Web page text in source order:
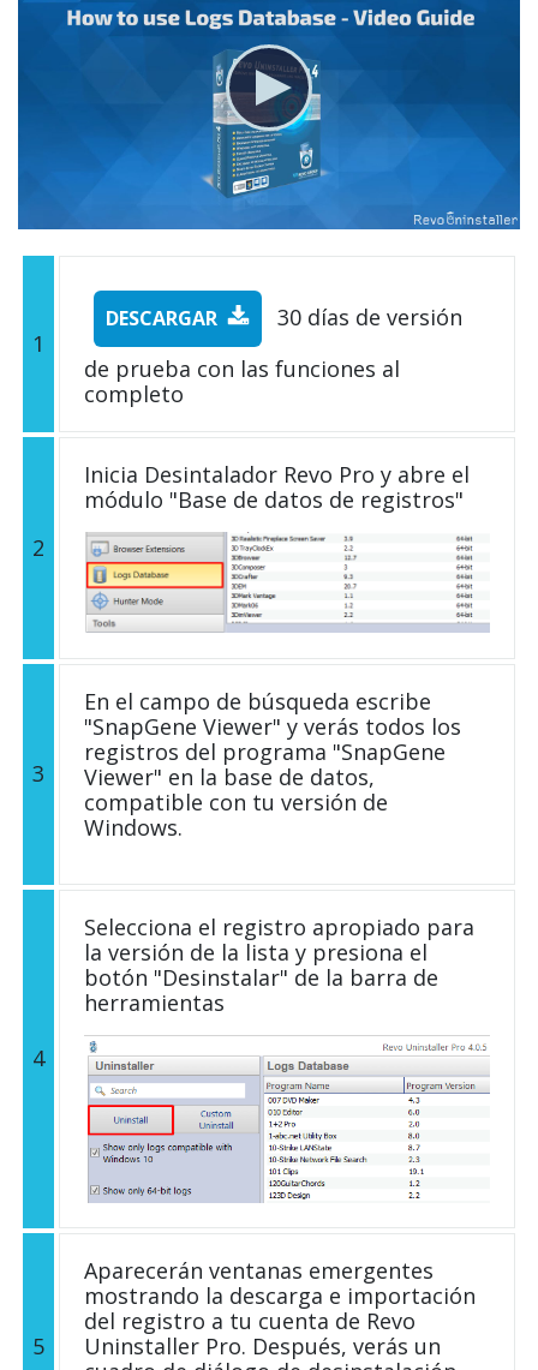
1
DESCARGAR
30 días de versión
de prueba con las funciones al
completo
2
Inicia Desintalador Revo Pro y abre el
módulo "Base de datos de registros"
3
En el campo de búsqueda escribe
"SnapGene Viewer" y verás todos los
registros del programa "SnapGene
Viewer" en la base de datos,
compatible con tu versión de
Windows.
4
Selecciona el registro apropiado para
la versión de la lista y presiona el
botón "Desinstalar" de la barra de
herramientas
5
Aparecerán ventanas emergentes
mostrando la descarga e importación
del registro a tu cuenta de Revo
Uninstaller Pro. Después, verás un